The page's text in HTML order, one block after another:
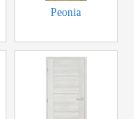
Peonia